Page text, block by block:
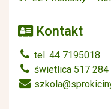
Kontakt
tel. 44 7195018
świetlica 517 284